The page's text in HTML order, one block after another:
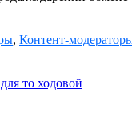
, Контент-
то ходовой